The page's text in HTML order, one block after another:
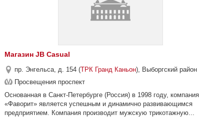
Магазин JB Casual
пр. Энгельса, д. 154 (ТРК Гранд Каньон), Выборгский район
Просвещения проспект
Основанная в Санкт-Петербурге (Россия) в 1998 году, компания
«Фаворит» является успешным и динамично развивающимся
предприятием. Компания производит мужскую трикотажную...